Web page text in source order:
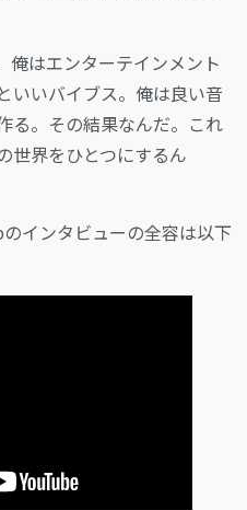
俺はエンターテインメント
いいバイブス。俺は良い音
る。その結果なんだ。これ
世界をひとつにするん
インタビューの全容は以下